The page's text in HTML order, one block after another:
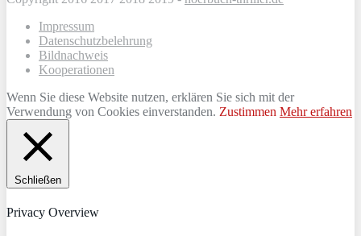
Impressum
Datenschutzbelehrung
Bildnachweis
Kooperationen
Wenn Sie diese Website nutzen, erklären Sie sich mit der
Verwendung von Cookies einverstanden. Zustimmen Mehr erfahren
Schließen
Privacy Overview